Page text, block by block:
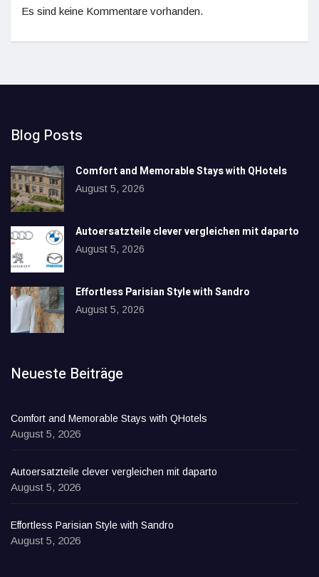
Es sind keine Kommentare vorhanden.
Blog Posts
Comfort and Memorable Stays with QHotels
August 5, 2026
Autoersatzteile clever vergleichen mit daparto
August 5, 2026
Effortless Parisian Style with Sandro
August 5, 2026
Neueste Beiträge
Comfort and Memorable Stays with QHotels
August 5, 2026
Autoersatzteile clever vergleichen mit daparto
August 5, 2026
Effortless Parisian Style with Sandro
August 5, 2026